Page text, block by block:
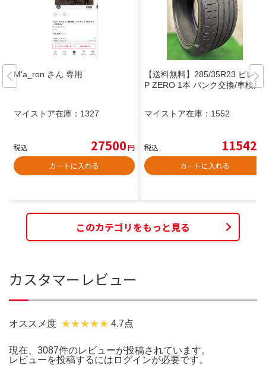
M'a_ron さん 専用
マイストア在庫： 1327
税込 27500円
カートに入れる
【送料無料】285/35R23 ピレリ
P ZERO 1本 パンク交換/車検用
マイストア在庫： 1552
税込 11542
カートに入れる
このカテゴリをもっと見る
カスタマーレビュー
オススメ度 4.7点
現在、3087件のレビューが投稿されています。
レビューを投稿するには ログインが必要です。